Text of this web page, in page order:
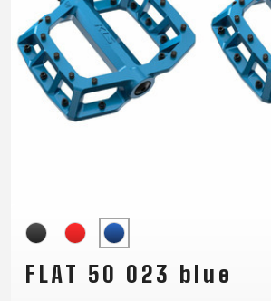
SUPPORT
KONTAKT
MEDIA I
WSPARCIE
POLITYKA
PRYWATNOŚCI
FLAT 50 023 blue